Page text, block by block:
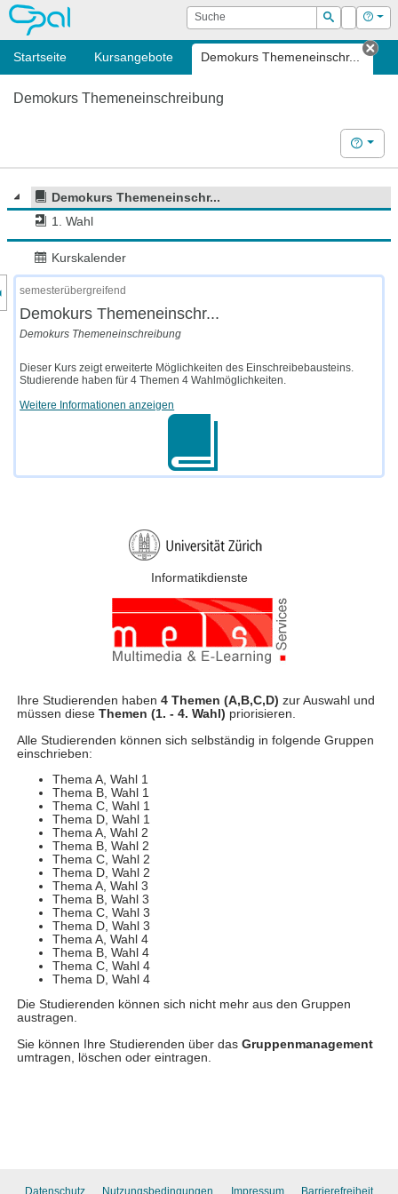
OPAL Suche
Suchen
Login Hilfe
Startseite Kursangebote Demokurs Themeneinschr...
Demokurs Themeneinschreibung
Hilfe
Demokurs Themeneinschr...
1. Wahl
Kurskalender
des Kursmenüs
semesterübergreifend
Demokurs Themeneinschr...
Demokurs Themeneinschreibung
Dieser Kurs zeigt erweiterte Möglichkeiten des Einschreibebausteins.
Studierende haben für 4 Themen 4 Wahlmöglichkeiten.
Weitere Informationen anzeigen